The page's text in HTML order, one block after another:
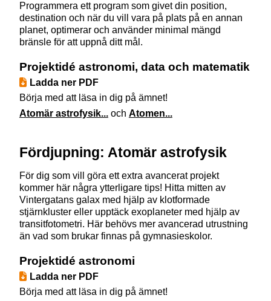
Programmera ett program som givet din position,
destination och när du vill vara på plats på en annan
planet, optimerar och använder minimal mängd
bränsle för att uppnå ditt mål.
Projektidé astronomi, data och matematik
Ladda ner PDF
Börja med att läsa in dig på ämnet!
Atomär astrofysik...och Atomen...
Fördjupning: Atomär astrofysik
För dig som vill göra ett extra avancerat projekt
kommer här några ytterligare tips! Hitta mitten av
Vintergatans galax med hjälp av klotformade
stjärnkluster eller upptäck exoplaneter med hjälp av
transitfotometri. Här behövs mer avancerad utrustning
än vad som brukar finnas på gymnasieskolor.
Projektidé astronomi
Ladda ner PDF
Börja med att läsa in dig på ämnet!